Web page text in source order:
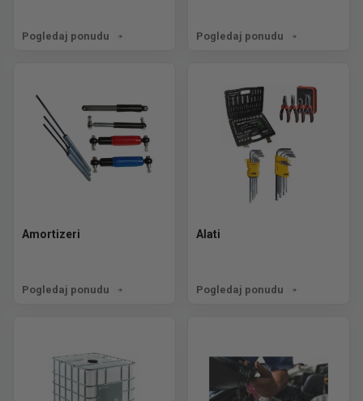
Pogledaj ponudu Pogledaj ponudu
Amortizeri
Pogledaj ponudu
Alati
Pogledaj ponudu